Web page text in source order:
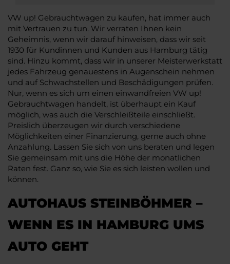
VW up! Gebrauchtwagen zu kaufen, hat immer auch
mit Vertrauen zu tun. Wir verraten Ihnen kein
Geheimnis, wenn wir darauf hinweisen, dass wir seit
1930 für Kundinnen und Kunden aus Hamburg tätig
sind. Hinzu kommt, dass wir in unserer Meisterwerkstatt
jedes Fahrzeug genauestens in Augenschein nehmen
und auf Schwachstellen und Beschädigungen prüfen.
Nur, wenn es sich um einen einwandfreien VW up!
Gebrauchtwagen handelt, ist überhaupt ein Kauf
möglich, was auch die Verschleißteile einschließt.
Preislich überzeugen wir durch verschiedene
Möglichkeiten einer Finanzierung, gerne auch ohne
Anzahlung. Lassen Sie sich von uns beraten und legen
Sie gemeinsam mit uns die Höhe der monatlichen
Raten fest. Ganz so, wie Sie es sich leisten wollen und
können.
AUTOHAUS STEINBÖHMER –
WENN ES IN HAMBURG UMS
AUTO GEHT